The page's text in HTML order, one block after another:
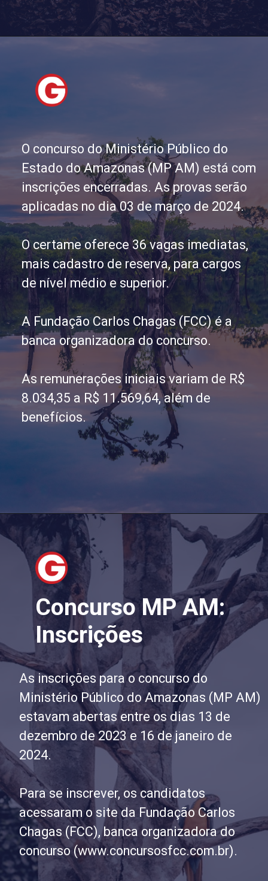
O concurso do Ministério Público do
Estado do Amazonas (MP AM) está com
inscrições encerradas. As provas serão
aplicadas no dia 03 de março de 2024.
O certame oferece 36 vagas imediatas,
mais cadastro de reserva, para cargos
de nível médio e superior.
A Fundação Carlos Chagas (FCC) é a
banca organizadora do concurso.
As remunerações iniciais variam de R$
8.034,35 a R$ 11.569,64, além de
benefícios.
Concurso MP AM:
Inscrições
As inscrições para o concurso do
Ministério Público do Amazonas (MP AM)
estavam abertas entre os dias 13 de
dezembro de 2023 e 16 de janeiro de
2024.
Para se inscrever, os candidatos
acessaram o site da Fundação Carlos
Chagas (FCC), banca organizadora do
concurso (www.concursosfcc.com.br).